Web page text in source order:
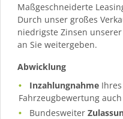
Maßgeschneiderte
Durch unser großes
niedrigste Zinsen
an Sie weitergeben.
Abwicklung
Inzahlungnahme
Fahrzeugbewertung
Bundesweiter